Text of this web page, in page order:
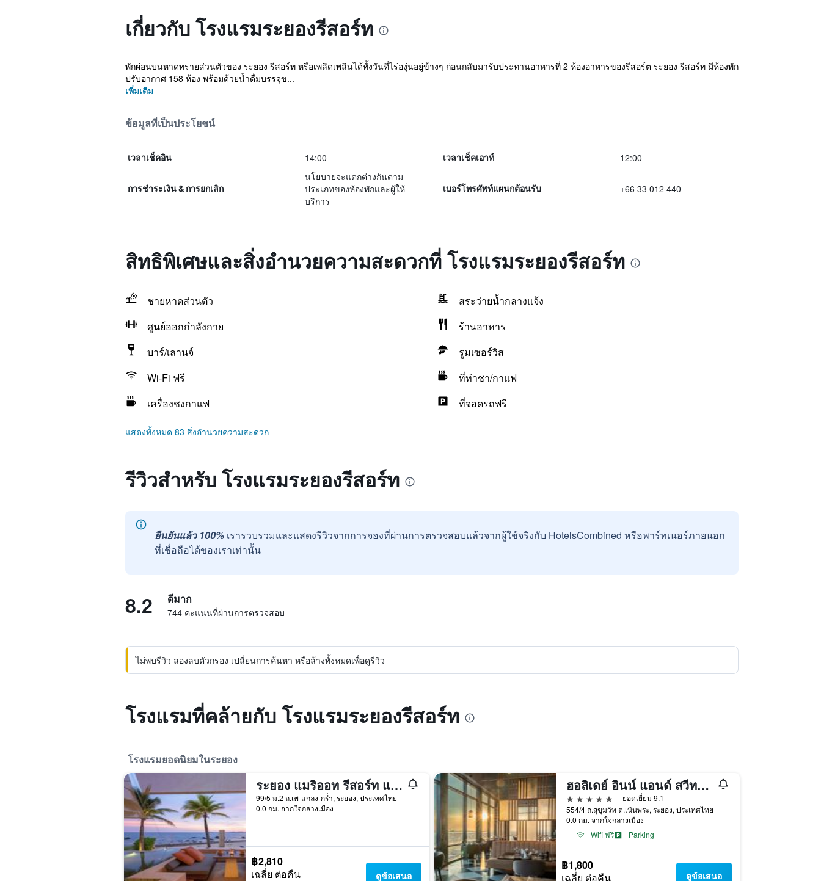
เกี่ยวกับ โรงแรมระยองรีสอร์ท
พักผ่อนบนหาดทรายส่วนตัวของ ระยอง รีสอร์ท หรือเพลิดเพลินได้ทั้งวันที่ไร่องุ่นอยู่ข้างๆ ก่อนกลับมารับประทานอาหารที่ 2 ห้องอาหารของรีสอร์ต ระยอง รีสอร์ท มีห้องพัก
ปรับอากาศ 158 ห้อง พร้อมด้วยน้ำดื่มบรรจุข...
เพิ่มเติม
ข้อมูลที่เป็นประโยชน์
เวลาเช็คอิน 14:00 เวลาเช็คเอาท์ 12:00
การชำระเงิน & การยกเลิก
นโยบายจะแตกต่างกันตาม
ประเภทของห้องพักและผู้ให้
บริการ
เบอร์โทรศัพท์แผนกต้อนรับ +66 33 012 440
สิทธิพิเศษและสิ่งอำนวยความสะดวกที่ โรงแรมระยองรีสอร์ท
ชายหาดส่วนตัว
สระว่ายน้ำกลางแจ้ง
ศูนย์ออกกำลังกาย
ร้านอาหาร
บาร์/เลานจ์
รูมเซอร์วิส
Wi-Fi ฟรี
ที่ทำชา/กาแฟ
เครื่องชงกาแฟ
ที่จอดรถฟรี
แสดงทั้งหมด 83 สิ่งอำนวยความสะดวก
รีวิวสำหรับ โรงแรมระยองรีสอร์ท
ยืนยันแล้ว 100% เรารวบรวมและแสดงรีวิวจากการจองที่ผ่านการตรวจสอบแล้วจากผู้ใช้จริงกับ HotelsCombined หรือพาร์ทเนอร์ภายนอก
ที่เชื่อถือได้ของเราเท่านั้น
8.2 ดีมาก
744 คะแนนที่ผ่านการตรวจสอบ
ไม่พบรีวิว ลองลบตัวกรอง เปลี่ยนการค้นหา หรือล้างทั้งหมดเพื่อดูรีวิว
โรงแรมที่คล้ายกับ โรงแรมระยองรีสอร์ท
โรงแรมยอดนิยมในระยอง
ระยอง แมริออท รีสอร์ท แอนด์ สปา
99/5 ม.2 ถ.เพ-แกลง-กร่ำ, ระยอง, ประเทศไทย
0.0 กม. จากใจกลางเมือง
฿2,810
เฉลี่ย ต่อคืน ดูข้อเสนอ
ฮอลิเดย์ อินน์ แอนด์ สวีทส์ ระยอง ซิตี้ เซ็นเตอร์ เครือโรงแรมไอเอชจี
5 ดาว
ยอดเยี่ยม 9.1
554/4 ถ.สุขุมวิท ต.เนินพระ, ระยอง, ประเทศไทย
0.0 กม. จากใจกลางเมือง
Wifi ฟรี
Parking
฿1,800
เฉลี่ย ต่อคืน ดูข้อเสนอ